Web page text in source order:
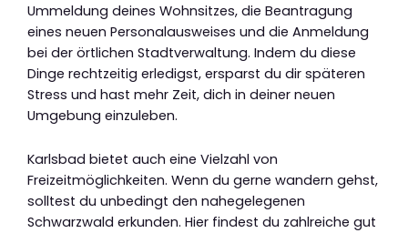
Ummeldung deines Wohnsitzes, die Beantragung
eines neuen Personalausweises und die Anmeldung
bei der örtlichen Stadtverwaltung. Indem du diese
Dinge rechtzeitig erledigst, ersparst du dir späteren
Stress und hast mehr Zeit, dich in deiner neuen
Umgebung einzuleben.
Karlsbad bietet auch eine Vielzahl von
Freizeitmöglichkeiten. Wenn du gerne wandern gehst,
solltest du unbedingt den nahegelegenen
Schwarzwald erkunden. Hier findest du zahlreiche gut